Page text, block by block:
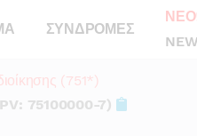
ΣΥΝΔΡΟΜΕΣ
(751*)
75100000-7)